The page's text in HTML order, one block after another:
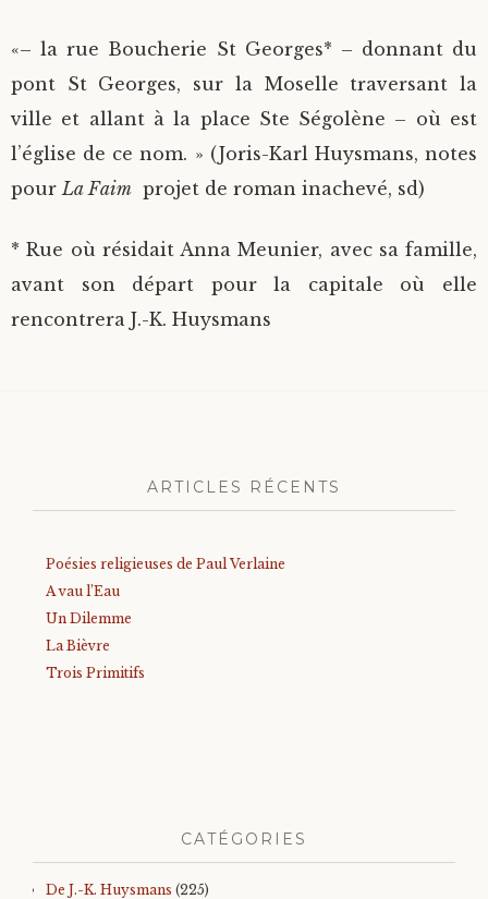
«– la rue Boucherie St Georges* – donnant du
pont St Georges, sur la Moselle traversant la
ville et allant à la place Ste Ségolène – où est
l’église de ce nom. » (Joris-Karl Huysmans, notes
pour La Faim projet de roman inachevé, sd)
* Rue où résidait Anna Meunier, avec sa famille,
avant son départ pour la capitale où elle
rencontrera J.-K. Huysmans
ARTICLES RÉCENTS
Poésies religieuses de Paul Verlaine
A vau l’Eau
Un Dilemme
La Bièvre
Trois Primitifs
CATÉGORIES
De J.-K. Huysmans (225)